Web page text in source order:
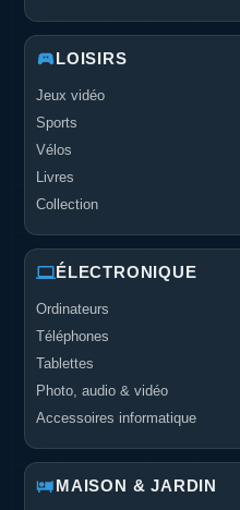
LOISIRS
Jeux vidéo
Sports
Vélos
Livres
Collection
ÉLECTRONIQUE
Ordinateurs
Téléphones
Tablettes
Photo, audio & vidéo
Accessoires informatique
MAISON & JARDIN